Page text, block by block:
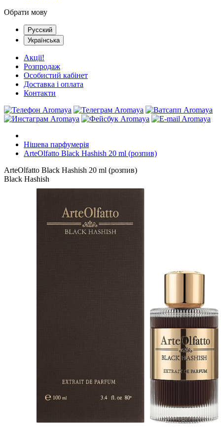
Обрати мову
Русский
Українська
Акції!
Розпродаж
Особистий кабінет
Доставка і оплата
Контакти
Нішева парфумерія
ArteOlfatto Black Hashish 20 ml (розпив)
ArteOlfatto Black Hashish 20 ml (розпив)
Black Hashish